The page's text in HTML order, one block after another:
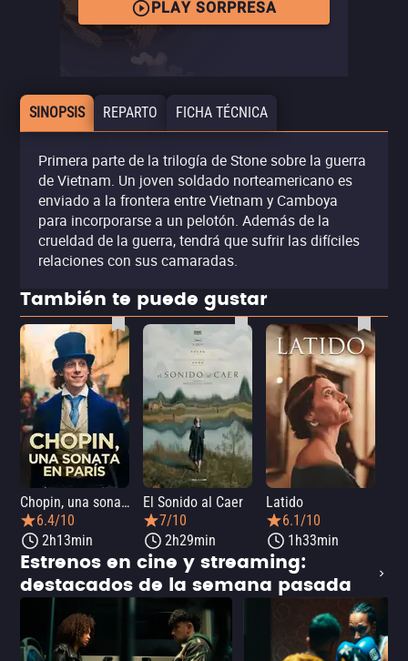
PLAY SORPRESA
SINOPSIS REPARTO FICHA TÉCNICA
Primera parte de la trilogía de Stone sobre la guerra
de Vietnam. Un joven soldado norteamericano es
enviado a la frontera entre Vietnam y Camboya
para incorporarse a un pelotón. Además de la
crueldad de la guerra, tendrá que sufrir las difíciles
relaciones con sus camaradas.
También te puede gustar
Chopin, una sonata en París
6.4/10
2h13min
El Sonido al Caer
7/10
2h29min
Latido
6.1/10
1h33min
Estrenos en cine y streaming:
destacados de la semana pasada